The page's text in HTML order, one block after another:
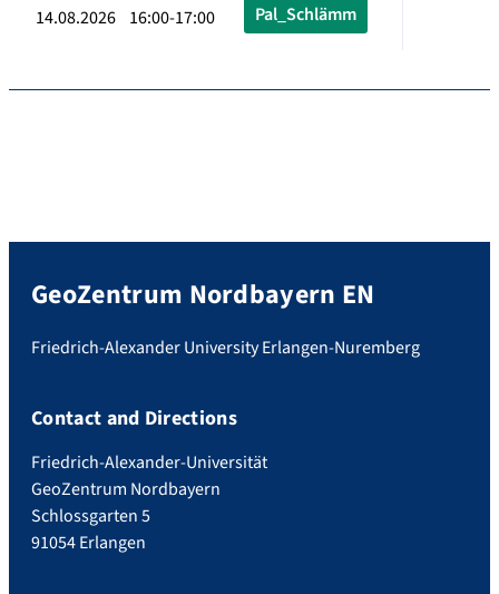
14.08.2026 16:00-17:00 Pal_Schlämm
GeoZentrum Nordbayern EN
Friedrich-Alexander University Erlangen-Nuremberg
Contact and Directions
Friedrich-Alexander-Universität
GeoZentrum Nordbayern
Schlossgarten 5
91054 Erlangen